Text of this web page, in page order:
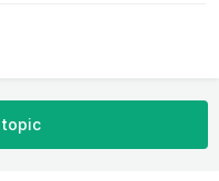
topic